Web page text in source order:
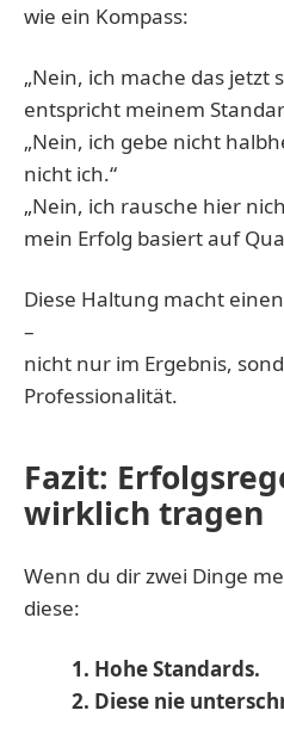
wie ein Kompass:
„Nein, ich mache das jetzt
entspricht meinem
„Nein, ich gebe nicht
nicht ich.“
„Nein, ich rausche hier
mein Erfolg basiert auf
Diese Haltung macht
–
nicht nur im Ergebnis,
Professionalität.
Fazit:
wirklich tragen
Wenn du dir zwei Dinge
diese:
1. Hohe Standards.
2. Diese nie